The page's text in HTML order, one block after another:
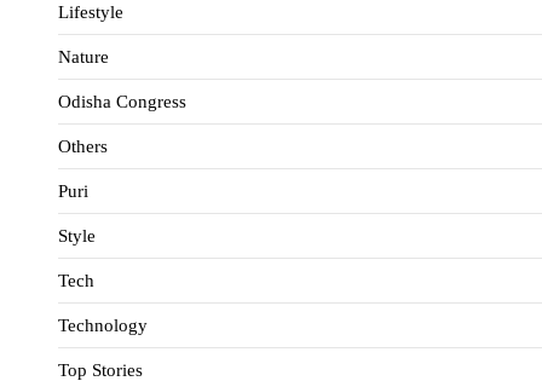
Lifestyle
Nature
Odisha Congress
Others
Puri
Style
Tech
Technology
Top Stories